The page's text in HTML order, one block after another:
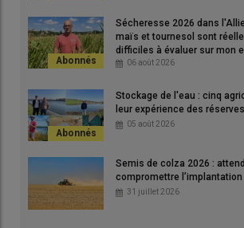
Sécheresse 2026 dans
maïs et tournesol sont
difficiles à évaluer sur mon
06 août 2026
Stockage de l'eau : cinq
leur expérience des
05 août 2026
Semis de colza 2026 :
compromettre l’implantation
31 juillet 2026